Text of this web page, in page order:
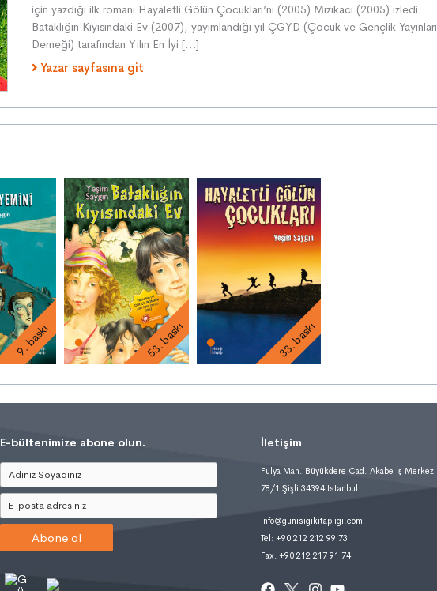
için yazdığı ilk romanı Hayaletli Gölün Çocukları’nı (2005) Mızıkacı (2005) izledi.
Bataklığın Kıyısındaki Ev (2007), yayımlandığı yıl ÇGYD (Çocuk ve Gençlik Yayınları
Derneği) tarafından Yılın En İyi […]
Yazar sayfasına git
9. baskı 53. baskı 33. baskı
E-bültenimize abone olun.
Abone ol
İletişim
Fulya Mah. Büyükdere Cad. Akabe İş Merkezi
78/1 Şişli 34394 İstanbul
info@gunisigikitapligi.com
Tel: +90 212 212 99 73
Fax: +90 212 217 91 74